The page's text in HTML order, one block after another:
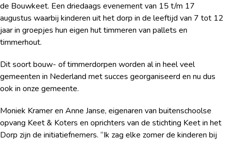
de Bouwkeet. Een driedaags evenement van 15 t/m 17
augustus waarbij kinderen uit het dorp in de leeftijd van 7 tot 12
jaar in groepjes hun eigen hut timmeren van pallets en
timmerhout.
Dit soort bouw- of timmerdorpen worden al in heel veel
gemeenten in Nederland met succes georganiseerd en nu dus
ook in onze gemeente.
Moniek Kramer en Anne Janse, eigenaren van buitenschoolse
opvang Keet & Koters en oprichters van de stichting Keet in het
Dorp zijn de initiatiefnemers. “Ik zag elke zomer de kinderen bij